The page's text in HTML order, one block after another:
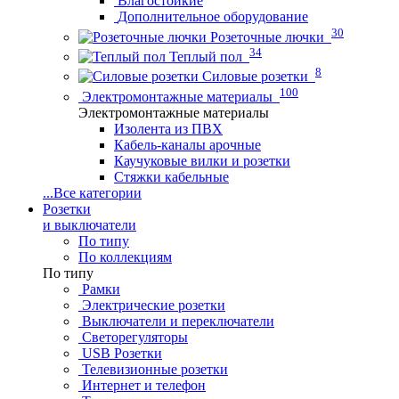
Дополнительное оборудование
Розеточные лючки 30
Теплый пол 34
Силовые розетки 8
Электромонтажные материалы 100
Электромонтажные материалы
Изолента из ПВХ
Кабель-каналы арочные
Каучуковые вилки и розетки
Стяжки кабельные
...Все категории
Розетки
и выключатели
По типу
По коллекциям
По типу
Рамки
Электрические розетки
Выключатели и переключатели
Светорегуляторы
USB Розетки
Телевизионные розетки
Интернет и телефон